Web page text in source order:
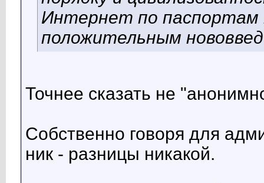
Интернет по паспортам
положительным
Точнее сказать не
Собственно говоря для
ник - разницы никакой.